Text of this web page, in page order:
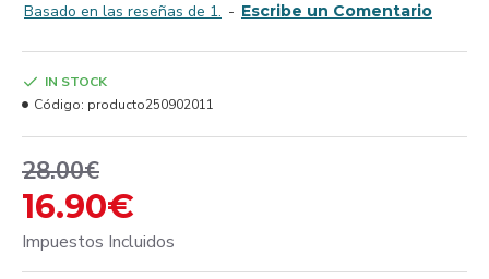
Basado en las reseñas de 1. - Escribe un Comentario
16.90€
28.00€
Impuestos Incluidos
IN STOCK
Código: producto250902011